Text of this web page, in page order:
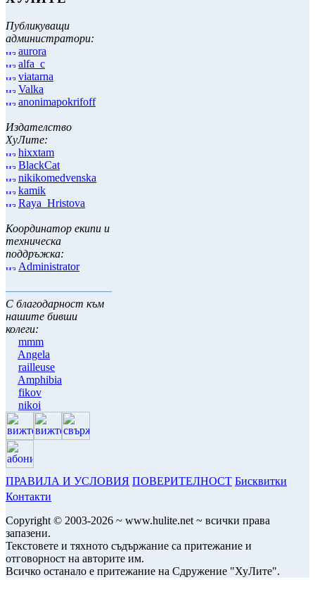
Публикуващи
администратори:
aurora
alfa_c
viatarna
Valka
anonimapokrifoff
Издателство
ХуЛите:
hixxtam
BlackCat
nikikomedvenska
kamik
Raya_Hristova
Координатор екипи и
техническа
поддръжка:
Administrator
С благодарност към
нашите бивши
колеги:
mmm
Angela
railleuse
Amphibia
fikov
nikoi
ПРАВИЛА И УСЛОВИЯ ПОВЕРИТЕЛНОСТ Бисквитки
Контакти
Copyright © 2003-2026 ~ www.hulite.net ~ всички права
запазени.
Текстовете и тяхното съдържание са притежание и
отговорност на авторите им.
Всичко останало е притежание на Сдружение "ХуЛите".